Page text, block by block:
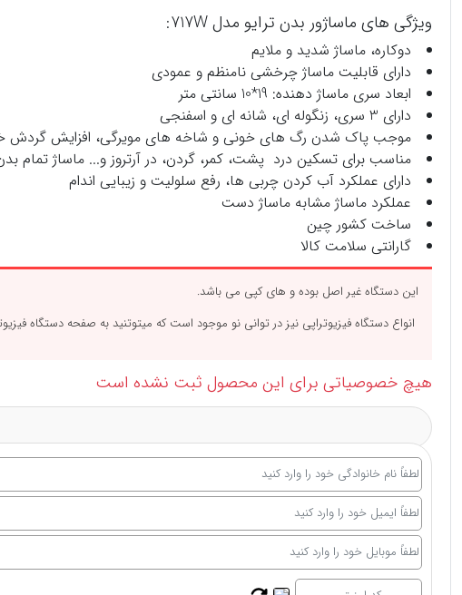
ویژگی های ماساژور بدن ترایو مدل 717W:
دوکاره، ماساژ شدید و ملایم
دارای قابلیت ماساژ چرخشی نامنظم و عمودی
ابعاد سری ماساژ دهنده: 19*10 سانتی متر
دارای 3 سری، زنگوله ای، شانه ای و اسفنجی
موجب پاک شدن رگ های خونی و شاخه های مویرگی، افزایش گردش
مناسب برای تسکین درد پشت، کمر، گردن، در آرتروز و... ماساژ تمام
دارای عملکرد آب کردن چربی ها، رفع سلولیت و زیبایی اندام
عملکرد ماساژ مشابه ماساژ دست
ساخت کشور چین
گارانتی سلامت کالا
این دستگاه غیر اصل بوده و های کپی می باشد.
انواع دستگاه فیزیوتراپی نیز در توانی نو موجود است که میتوتنید به صفحه دستگاه
هیچ خصوصیاتی برای این محصول ثبت نشده است